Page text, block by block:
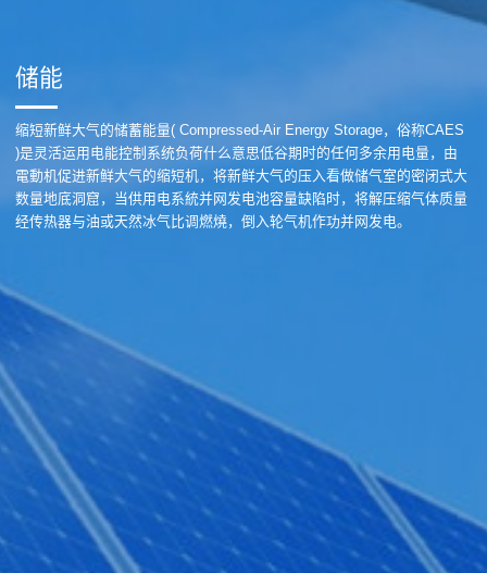
储能
缩短新鲜大气的储蓄能量( Compressed-Air Energy Storage，俗称CAES
)是灵活运用电能控制系统负荷什么意思低谷期时的任何多余用电量，由
電動机促进新鲜大气的缩短机，将新鲜大气的压入看做储气室的密闭式大
数量地底洞窟，当供用电系統并网发电池容量缺陷时，将解压缩气体质量
经传热器与油或天然冰气比调燃燒，倒入轮气机作功并网发电。